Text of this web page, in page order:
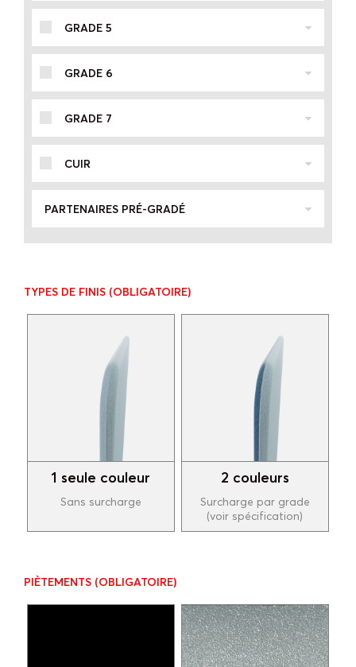
GRADE 5
GRADE 6
GRADE 7
CUIR
PARTENAIRES PRÉ-GRADÉ
TYPES DE FINIS (OBLIGATOIRE)
1 seule couleur
Sans surcharge
2 couleurs
Surcharge par grade
(voir spécification)
PIÈTEMENTS (OBLIGATOIRE)